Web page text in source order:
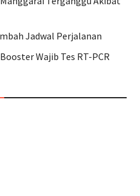
Jadwal Perjalanan
Wajib Tes RT-PCR